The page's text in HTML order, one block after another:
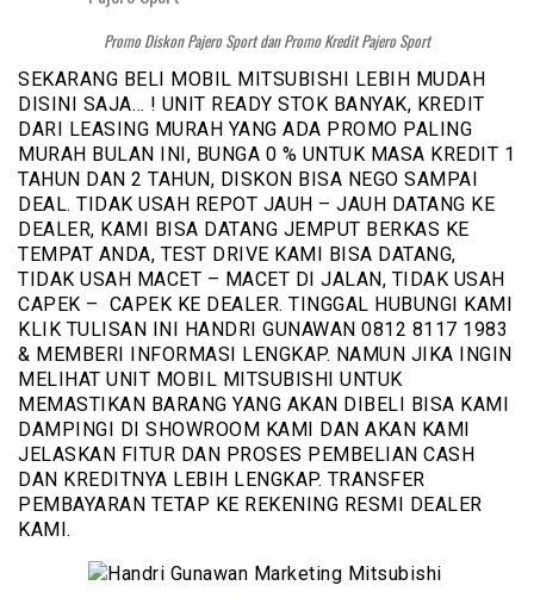
Promo Diskon Pajero Sport dan Promo Kredit Pajero Sport
SEKARANG BELI MOBIL MITSUBISHI LEBIH MUDAH
DISINI SAJA… ! UNIT READY STOK BANYAK, KREDIT
DARI LEASING MURAH YANG ADA PROMO PALING
MURAH BULAN INI, BUNGA 0 % UNTUK MASA KREDIT 1
TAHUN DAN 2 TAHUN, DISKON BISA NEGO SAMPAI
DEAL. TIDAK USAH REPOT JAUH – JAUH DATANG KE
DEALER, KAMI BISA DATANG JEMPUT BERKAS KE
TEMPAT ANDA, TEST DRIVE KAMI BISA DATANG,
TIDAK USAH MACET – MACET DI JALAN, TIDAK USAH
CAPEK – CAPEK KE DEALER. TINGGAL HUBUNGI KAMI
KLIK TULISAN INI HANDRI GUNAWAN 0812 8117 1983
& MEMBERI INFORMASI LENGKAP. NAMUN JIKA INGIN
MELIHAT UNIT MOBIL MITSUBISHI UNTUK
MEMASTIKAN BARANG YANG AKAN DIBELI BISA KAMI
DAMPINGI DI SHOWROOM KAMI DAN AKAN KAMI
JELASKAN FITUR DAN PROSES PEMBELIAN CASH
DAN KREDITNYA LEBIH LENGKAP. TRANSFER
PEMBAYARAN TETAP KE REKENING RESMI DEALER
KAMI.